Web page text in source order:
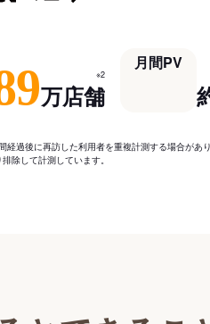
万店舗
※2
月間PV
過後に再訪した利用者を重複計測する場合が
除して計測しています。